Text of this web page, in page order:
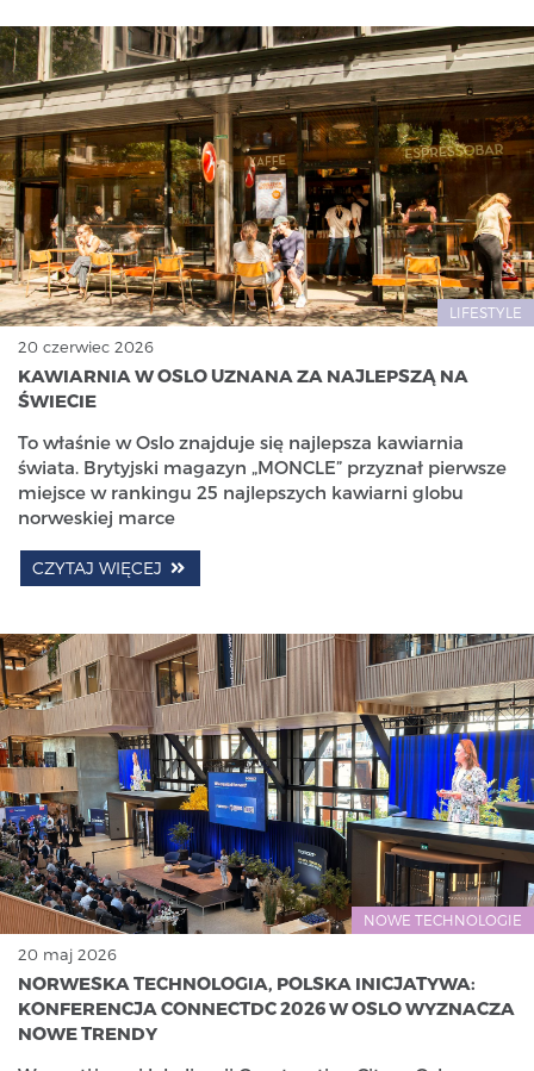
LIFESTYLE
20 czerwiec 2026
KAWIARNIA W OSLO UZNANA ZA NAJLEPSZĄ NA
ŚWIECIE
To właśnie w Oslo znajduje się najlepsza kawiarnia
świata. Brytyjski magazyn „MONCLE” przyznał pierwsze
miejsce w rankingu 25 najlepszych kawiarni globu
norweskiej marce
CZYTAJ WIĘCEJ
NOWE TECHNOLOGIE
20 maj 2026
NORWESKA TECHNOLOGIA, POLSKA INICJATYWA:
KONFERENCJA CONNECTDC 2026 W OSLO WYZNACZA
NOWE TRENDY